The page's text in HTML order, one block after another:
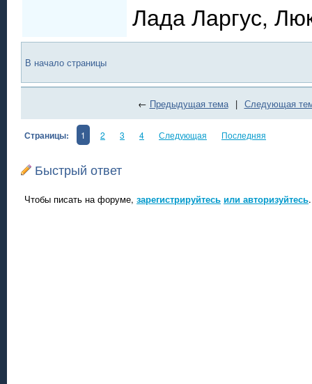
Лада Ларгус,
В начало страницы
← Предыдущая тема | Следующая
Страницы: 1 2 3 4 Следующая Последняя
Быстрый ответ
Чтобы писать на форуме, зарегистрируйтесь или авторизуйтесь.